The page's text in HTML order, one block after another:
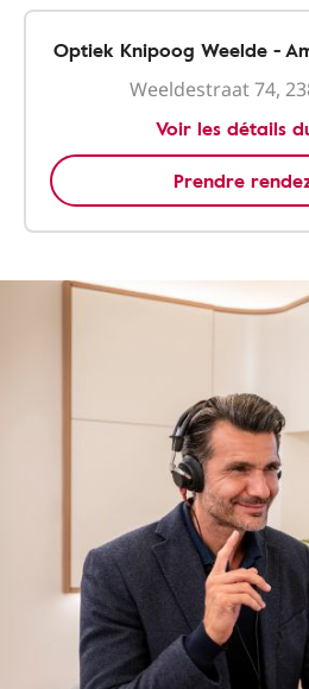
Optiek Knipoog Weelde -
Weeldestraat 74,
Voir les détails
Prendre